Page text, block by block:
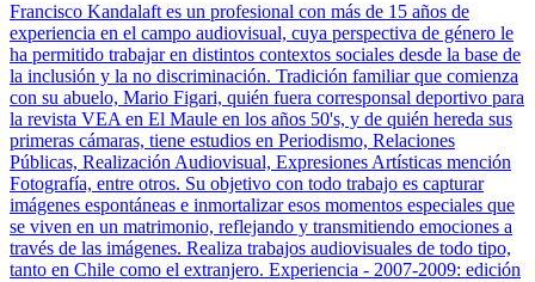
Francisco Kandalaft es un profesional con más de 15 años de
experiencia en el campo audiovisual, cuya perspectiva de género le
ha permitido trabajar en distintos contextos sociales desde la base de
la inclusión y la no discriminación. Tradición familiar que comienza
con su abuelo, Mario Figari, quién fuera corresponsal deportivo para
la revista VEA en El Maule en los años 50's, y de quién hereda sus
primeras cámaras, tiene estudios en Periodismo, Relaciones
Públicas, Realización Audiovisual, Expresiones Artísticas mención
Fotografía, entre otros. Su objetivo con todo trabajo es capturar
imágenes espontáneas e inmortalizar esos momentos especiales que
se viven en un matrimonio, reflejando y transmitiendo emociones a
través de las imágenes. Realiza trabajos audiovisuales de todo tipo,
tanto en Chile como el extranjero. Experiencia - 2007-2009: edición